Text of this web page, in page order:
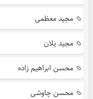
مجید معظمی
مجید یلان
محسن ابراهیم زاده
محسن چاوشی